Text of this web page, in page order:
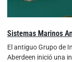
Sistemas Marinos
El antiguo Grupo de
Aberdeen inició una